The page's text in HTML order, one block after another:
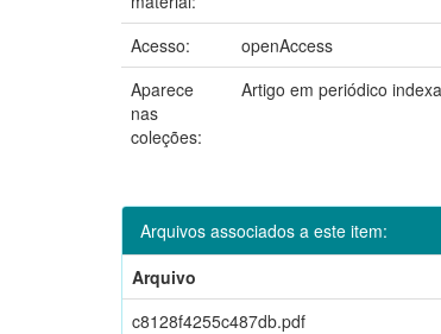
Acesso:
openAccess
Aparece
nas
coleções:
Artigo em periódico
Arquivos associados a este item:
Arquivo
c8128f4255c487db.pdf